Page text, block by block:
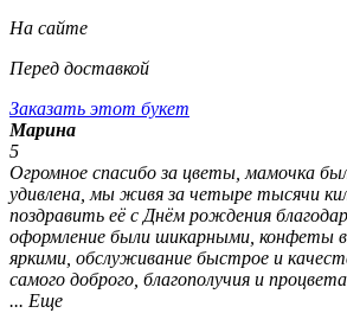
На сайте
Перед доставкой
Заказать этот букет
Марина
5
Огромное спасибо за цветы, мамочка
удивлена, мы живя за четыре тысячи
поздравить её с Днём рождения
оформление были шикарными, конфеты
яркими, обслуживание быстрое и
самого доброго, благополучия и
... Еще